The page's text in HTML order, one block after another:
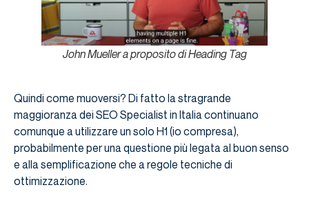
John Mueller a proposito di Heading Tag
Quindi come muoversi? Di fatto la stragrande
maggioranza dei SEO Specialist in Italia continuano
comunque a utilizzare un solo H1 (io compresa),
probabilmente per una questione più legata al buon senso
e alla semplificazione che a regole tecniche di
ottimizzazione.